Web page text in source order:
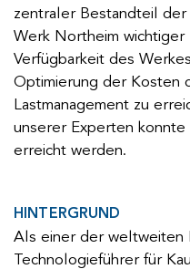
zentraler Bestandteil
Werk Northeim wichtiger
Verfügbarkeit des
Optimierung der Kosten
Lastmanagement zu
unserer Experten
erreicht werden.
HINTERGRUND
Als einer der weltweiten
Technologieführer für